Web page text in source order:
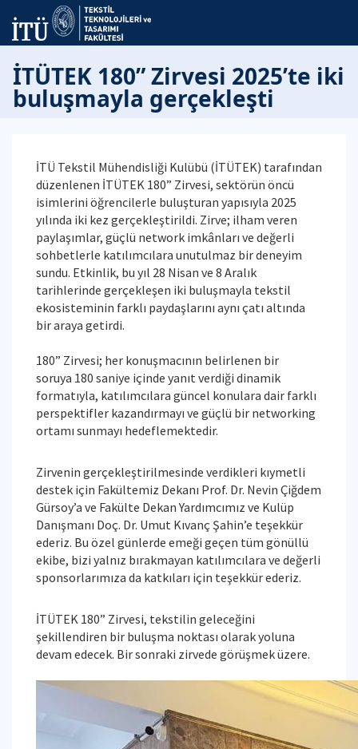
İTÜTEK 180” Zirvesi 2025’te iki
buluşmayla gerçekleşti
İTÜ Tekstil Mühendisliği Kulübü (İTÜTEK) tarafından
düzenlenen İTÜTEK 180” Zirvesi, sektörün öncü
isimlerini öğrencilerle buluşturan yapısıyla 2025
yılında iki kez gerçekleştirildi. Zirve; ilham veren
paylaşımlar, güçlü network imkânları ve değerli
sohbetlerle katılımcılara unutulmaz bir deneyim
sundu. Etkinlik, bu yıl 28 Nisan ve 8 Aralık
tarihlerinde gerçekleşen iki buluşmayla tekstil
ekosisteminin farklı paydaşlarını aynı çatı altında
bir araya getirdi.
180” Zirvesi; her konuşmacının belirlenen bir
soruya 180 saniye içinde yanıt verdiği dinamik
formatıyla, katılımcılara güncel konulara dair farklı
perspektifler kazandırmayı ve güçlü bir networking
ortamı sunmayı hedeflemektedir.
Zirvenin gerçekleştirilmesinde verdikleri kıymetli
destek için Fakültemiz Dekanı Prof. Dr. Nevin Çiğdem
Gürsoy’a ve Fakülte Dekan Yardımcımız ve Kulüp
Danışmanı Doç. Dr. Umut Kıvanç Şahin’e teşekkür
ederiz. Bu özel günlerde emeği geçen tüm gönüllü
ekibe, bizi yalnız bırakmayan katılımcılara ve değerli
sponsorlarımıza da katkıları için teşekkür ederiz.
İTÜTEK 180” Zirvesi, tekstilin geleceğini
şekillendiren bir buluşma noktası olarak yoluna
devam edecek. Bir sonraki zirvede görüşmek üzere.